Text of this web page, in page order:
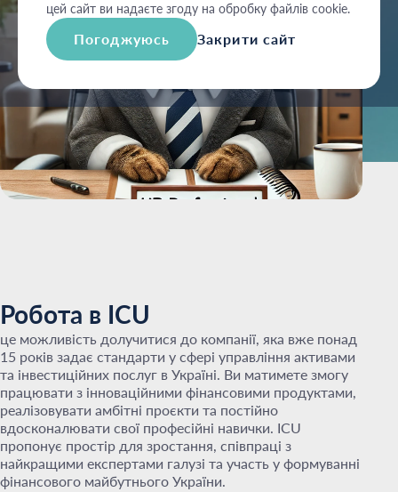
Робота в ICU
це можливість долучитися до компанії, яка вже понад
15 років задає стандарти у сфері управління активами
та інвестиційних послуг в Україні. Ви матимете змогу
працювати з інноваційними фінансовими продуктами,
реалізовувати амбітні проєкти та постійно
вдосконалювати свої професійні навички. ICU
пропонує простір для зростання, співпраці з
найкращими експертами галузі та участь у формуванні
фінансового майбутнього України.
цей сайт ви надаєте згоду на обробку файлів cookie.
Погоджуюсь Закрити сайт